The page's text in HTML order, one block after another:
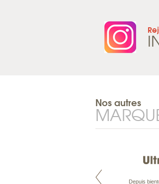
Nos autres
Pacifique à la carte est le spécialiste
Depuis